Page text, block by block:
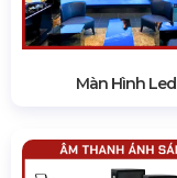
Màn Hình Led